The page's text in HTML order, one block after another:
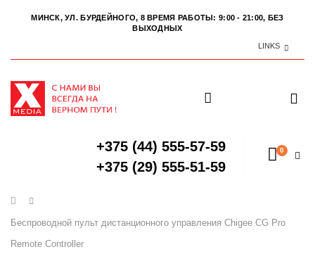
МИНСК, УЛ. БУРДЕЙНОГО, 8 ВРЕМЯ РАБОТЫ: 9:00 - 21:00, БЕЗ
ВЫХОДНЫХ
LINKS
+375 (44) 555-57-59
+375 (29) 555-51-59
0
Главная
Беспроводной пульт дистанционного управления Chigee CG Pro
Remote Controller